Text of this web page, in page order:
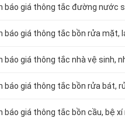
báo giá thông tắc đường nước
báo giá thông tắc bồn rửa mặt,
báo giá thông tắc nhà vệ sinh,
báo giá thông tắc bồn rửa bát,
báo giá thông tắc bồn cầu, bệ xí